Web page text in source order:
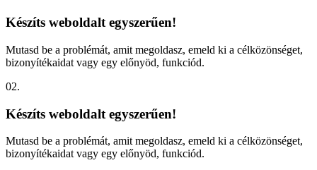
Készíts weboldalt egyszerűen!
Mutasd be a problémát, amit megoldasz, emeld ki a célközönséget,
bizonyítékaidat vagy egy előnyöd, funkciód.
02.
Készíts weboldalt egyszerűen!
Mutasd be a problémát, amit megoldasz, emeld ki a célközönséget,
bizonyítékaidat vagy egy előnyöd, funkciód.